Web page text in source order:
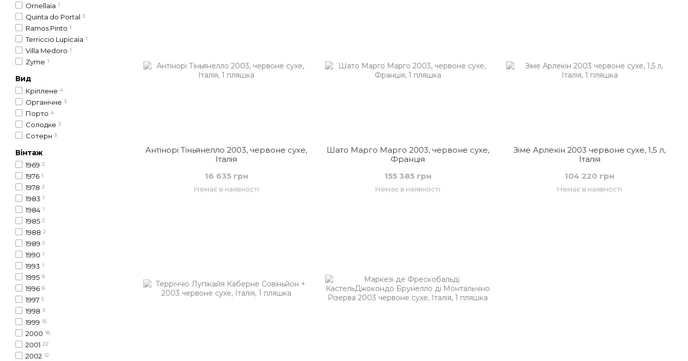
Антінорі Тіньянелло 2003, червоне сухе,
Італія
16 635 грн
Немає в наявності
Шато Марго Марго 2003, червоне сухе,
Франція
155 385 грн
Немає в наявності
Зіме Арлекін 2003 червоне сухе, 1,5 л,
Італія
104 220 грн
Немає в наявності
Ornellaia 1
Quinta do Portal 3
Ramos Pinto 1
Terriccio Lupicaia 1
Villa Medoro 1
Zyme 1
Вид
Кріплене 4
Органічне 3
Порто 4
Солодке 3
Сотерн 3
Вінтаж
1969 2
1976 1
1978 2
1983 1
1984 1
1985 2
1988 2
1989 5
1990 1
1993 1
1995 9
1996 6
1997 5
1998 3
1999 15
2000 18
2001 22
2002 12